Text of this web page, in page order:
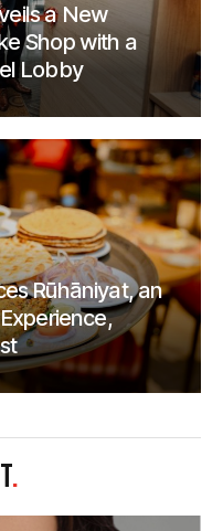
a New
Shop with a
Lobby
Rūhāniyat, an
.